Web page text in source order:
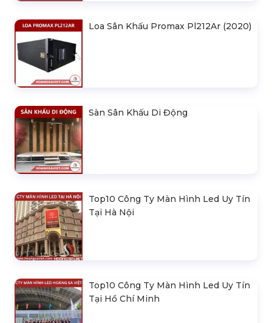
Loa Sân Khấu Promax Pl212Ar (2020)
Sàn Sân Khấu Di Động
Top10 Công Ty Màn Hình Led Uy Tín
Tại Hà Nội
Top10 Công Ty Màn Hình Led Uy Tín
Tại Hồ Chí Minh